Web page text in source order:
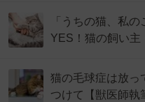
「うちの猫、私
YES！猫の飼い
猫の毛球症は放っ
つけて【獣医師執